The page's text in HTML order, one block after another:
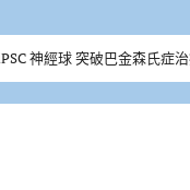
神經球 突破巴金森氏症